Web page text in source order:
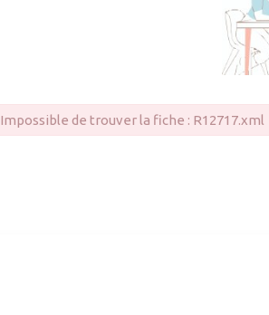
Impossible de trouver la fiche : R12717.xml